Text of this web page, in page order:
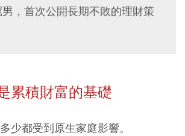
，首次公開長期不敗的理財策
累積財富的基礎
少都受到原生家庭影響。